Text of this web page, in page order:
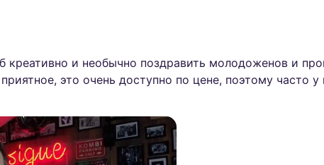
и необычно поздравить молодоженов и
это очень доступно по цене, поэтому часто у